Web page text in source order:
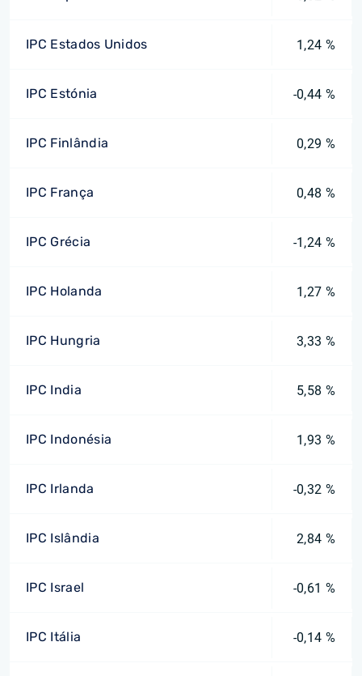
IPC Estados Unidos 1,24 %
IPC Estónia -0,44 %
IPC Finlândia 0,29 %
IPC França 0,48 %
IPC Grécia -1,24 %
IPC Holanda 1,27 %
IPC Hungria 3,33 %
IPC India 5,58 %
IPC Indonésia 1,93 %
IPC Irlanda -0,32 %
IPC Islândia 2,84 %
IPC Israel -0,61 %
IPC Itália -0,14 %